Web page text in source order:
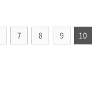
7 8 9 10